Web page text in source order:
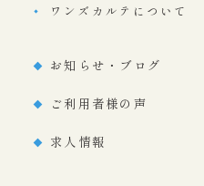
ワンズカルテについて
お知らせ・ブログ
ご利用者様の声
求人情報